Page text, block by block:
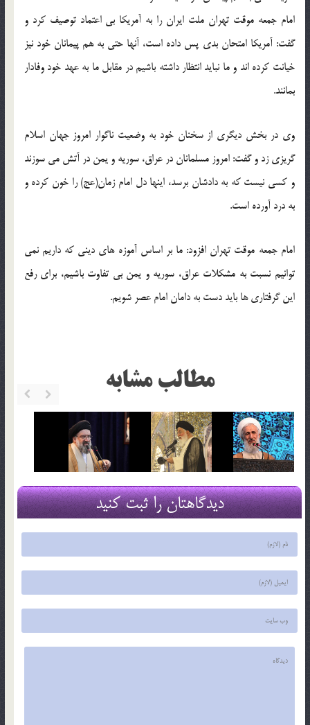
امام جمعه موقت تهران ملت ایران را به آمریکا بی اعتماد توصیف کرد و
گفت: آمریکا امتحان بدی پس داده است، آنها حتی به هم پیمانان خود نیز
خیانت کرده اند و ما نباید انتظار داشته باشیم در مقابل ما به عهد خود وفادار
بمانند.
وی در بخش دیگری از سخنان خود به وضعیت ناگوار امروز جهان اسلام
گریزی زد و گفت: امروز مسلمانان در عراق، سوریه و یمن در آتش می سوزند
و کسی نیست که به دادشان برسد، اینها دل امام زمان(عج) را خون کرده و
به درد آورده است.
امام جمعه موقت تهران افزود: ما بر اساس آموزه های دینی که داریم نمی
توانیم نسبت به مشکلات عراق، سوریه و یمن بی تفاوت باشیم، برای رفع
این گرفتاری ها باید دست به دامان امام عصر شویم.
مطالب مشابه
دیدگاهتان را ثبت کنید